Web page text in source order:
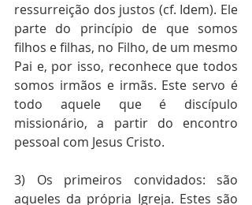
ressurreição dos justos (cf. Idem). Ele
parte do princípio de que somos
filhos e filhas, no Filho, de um mesmo
Pai e, por isso, reconhece que todos
somos irmãos e irmãs. Este servo é
todo aquele que é discípulo
missionário, a partir do encontro
pessoal com Jesus Cristo.
3) Os primeiros convidados: são
aqueles da própria Igreja. Estes são